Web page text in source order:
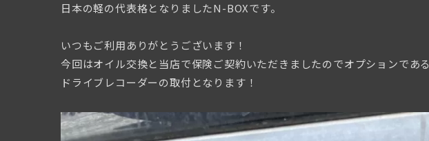
日本の軽の代表格となりましたN-BOXです。
いつもご利用ありがとうございます！
今回はオイル交換と当店で保険ご契約いただきましたのでオプションである
ドライブレコーダーの取付となります！